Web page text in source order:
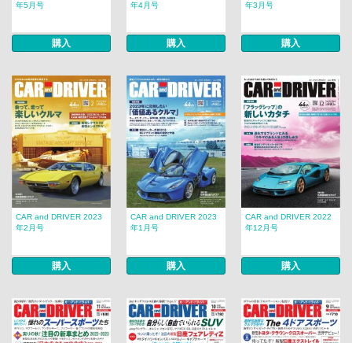
年5月号
購入
年4月号
購入
年3月号
購入
CAR and DRIVER 2023
年2月号
購入
CAR and DRIVER 2023
年1月号
購入
CAR and DRIVER 2022
年12月号
購入